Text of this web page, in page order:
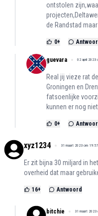
ontstolen
de Randstad
0+
guevara 02 april 2023
Real jij vieze rat
Groningen en
fatsoenlijke
kunnen er nog
0+
xyz1234 31 maart 2023 om 19:57
Er zit bijna 30 miljard in
overheid dat maar
16+ Antwoord
bitchie 31 maart 2023